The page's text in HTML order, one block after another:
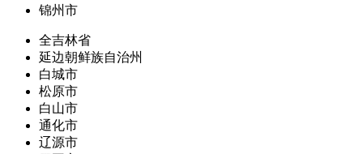
锦州市
全吉林省
延边朝鲜族自治州
白城市
松原市
白山市
通化市
辽源市